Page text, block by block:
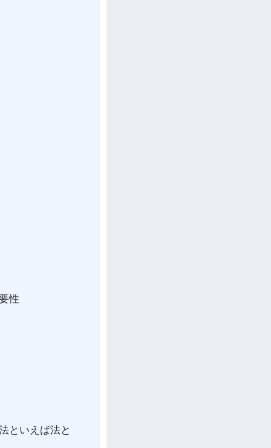
性
といえば法と